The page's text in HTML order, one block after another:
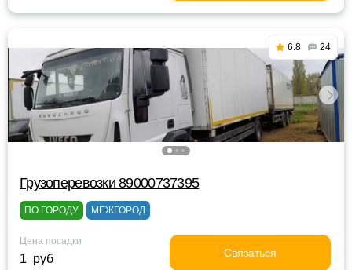
6.8 24
Грузоперевозки 89000737395
ПО ГОРОДУ МЕЖГОРОД
Цена посадки
1 руб Связаться